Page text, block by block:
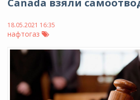
Canada взяли
18.05.2021 16:35
нафтогаз